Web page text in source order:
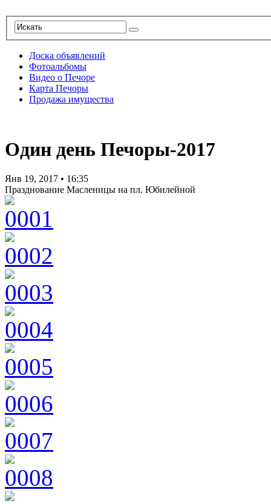
Доска объявлений
Фотоальбомы
Видео о Печоре
Карта Печоры
Продажа имущества
Один день Печоры-2017
Янв 19, 2017 • 16:35
Празднование Масленицы на пл. Юбилейной